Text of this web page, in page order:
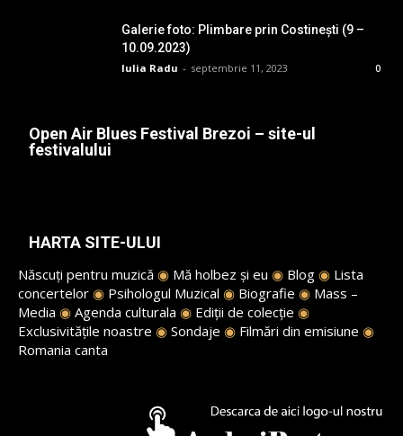
Galerie foto: Plimbare prin Costinești (9 –
10.09.2023)
Iulia Radu - septembrie 11, 2023 0
Open Air Blues Festival Brezoi – site-ul
festivalului
HARTA SITE-ULUI
Născuți pentru muzică ◉ Mă holbez și eu ◉ Blog ◉ Lista
concertelor ◉ Psihologul Muzical ◉ Biografie ◉ Mass –
Media ◉ Agenda culturala ◉ Ediții de colecție ◉
Exclusivitățile noastre ◉ Sondaje ◉ Filmări din emisiune ◉
Romania canta